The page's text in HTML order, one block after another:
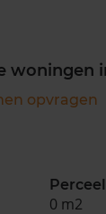
woningen
opvragen
Perceel
0 m2